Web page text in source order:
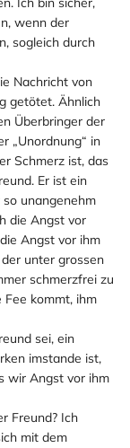
wenn der
sogleich durch
Nachricht von
getötet. Ähnlich
Überbringer der
„Unordnung“ in
Schmerz ist, das
Er ist ein
so unangenehm
die Angst vor
Angst vor ihm
unter grossen
schmerzfrei zu
Fee kommt, ihm
sei, ein
imstande ist,
wir Angst vor ihm
Freund? Ich
mit dem